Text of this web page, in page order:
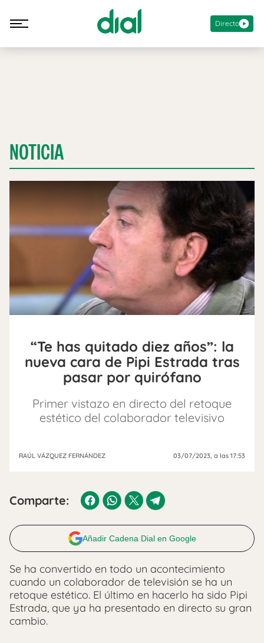
Directo
NOTICIA
“Te has quitado diez años”: la
nueva cara de Pipi Estrada tras
pasar por quirófano
Primer vistazo en directo del retoque
estético del colaborador televisivo
RAÚL VÁZQUEZ FERNÁNDEZ 03/07/2023, a las 17:53
Comparte:
Añadir Cadena Dial en Google
Se ha convertido en todo un acontecimiento
cuando un colaborador de televisión se ha un
retoque estético. El último en hacerlo ha sido Pipi
Estrada, que ya ha presentado en directo su gran
cambio.